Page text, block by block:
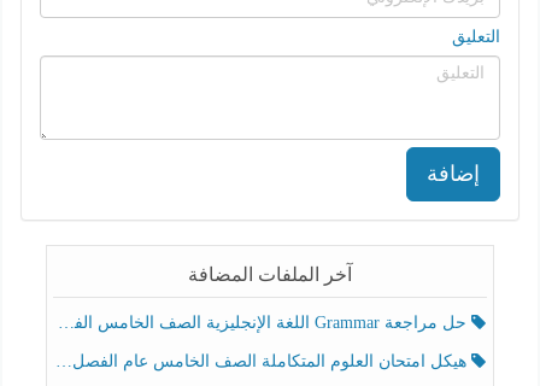
التعليق
إضافة
آخر الملفات المضافة
حل مراجعة Grammar اللغة الإنجليزية الصف الخامس الفصل الثالث
هيكل امتحان العلوم المتكاملة الصف الخامس عام الفصل الدراسي الثالث 2025-2026